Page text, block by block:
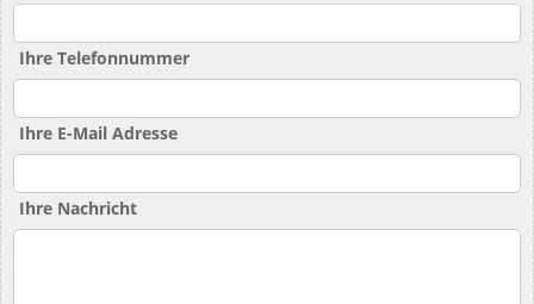
Ihre Telefonnummer
Ihre E-Mail Adresse
Ihre Nachricht